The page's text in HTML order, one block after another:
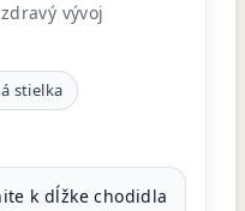
vývoj
stielka
k dĺžke chodidla